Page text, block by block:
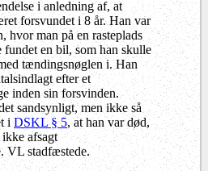
i anledning af, at
forsvundet i 8 år. Han var
hvor man på en rasteplads
fundet en bil, som han skulle
tændingsnøglen i. Han
efter et
inden sin forsvinden.
sandsynligt, men ikke så
iDSKL § 5, at han var død,
afsagt
VL stadfæstede.